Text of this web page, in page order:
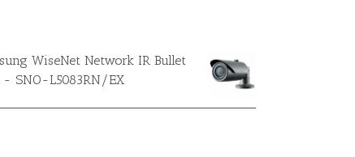
WiseNet Network IR Bullet
- SNO-L5083RN/EX